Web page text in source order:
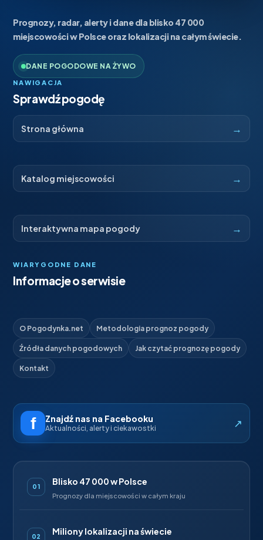
Prognozy, radar, alerty i dane dla blisko 47 000
miejscowości w Polsce oraz lokalizacji na całym świecie.
DANE POGODOWE NA ŻYWO
NAWIGACJA
Sprawdź pogodę
Strona główna →
Katalog miejscowości →
Interaktywna mapa pogody →
WIARYGODNE DANE
Informacje o serwisie
O Pogodynka.net Metodologia prognoz pogody
Źródła danych pogodowych Jak czytać prognozę pogody
Kontakt
Znajdź nas na Facebooku
Aktualności, alerty i ciekawostki ↗
01 Blisko 47 000 w Polsce
Prognozy dla miejscowości w całym kraju
02 Miliony lokalizacji na świecie